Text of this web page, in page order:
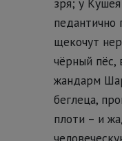
зря; у
педантично
щекочут
чёрный пёс,
жандарм
беглеца,
плоти – и